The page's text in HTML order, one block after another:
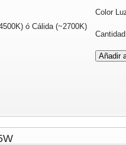
ó Cálida (~2700K)
Color